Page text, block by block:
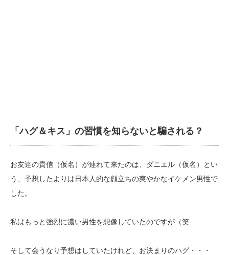
「ハグ＆キス」の習慣を知らないと騙される？
お友達の貴信（仮名）が連れて来たのは、ダニエル（仮名）とい
う、予想したよりは日本人的な顔立ちの爽やかなイケメン男性で
した。
私はもっと強烈に濃い男性を想像していたのですが（笑
そして会うなり予想はしていたけれど、お決まりのハグ・・・